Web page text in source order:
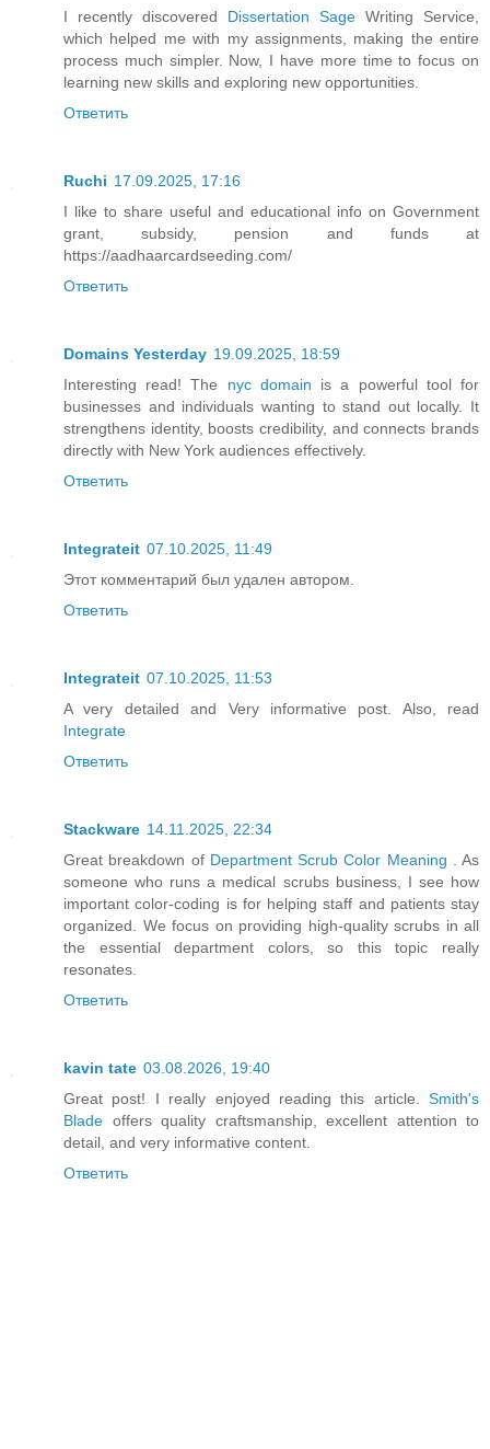
I recently discovered Dissertation Sage Writing Service,
which helped me with my assignments, making the entire
process much simpler. Now, I have more time to focus on
learning new skills and exploring new opportunities.
Ответить
Ruchi 17.09.2025, 17:16
I like to share useful and educational info on Government
grant, subsidy, pension and funds at
https://aadhaarcardseeding.com/
Ответить
Domains Yesterday 19.09.2025, 18:59
Interesting read! The nyc domain is a powerful tool for
businesses and individuals wanting to stand out locally. It
strengthens identity, boosts credibility, and connects brands
directly with New York audiences effectively.
Ответить
Integrateit 07.10.2025, 11:49
Этот комментарий был удален автором.
Ответить
Integrateit 07.10.2025, 11:53
A very detailed and Very informative post. Also, read
Integrate
Ответить
Stackware 14.11.2025, 22:34
Great breakdown of Department Scrub Color Meaning . As
someone who runs a medical scrubs business, I see how
important color-coding is for helping staff and patients stay
organized. We focus on providing high-quality scrubs in all
the essential department colors, so this topic really
resonates.
Ответить
kavin tate 03.08.2026, 19:40
Great post! I really enjoyed reading this article. Smith's
Blade offers quality craftsmanship, excellent attention to
detail, and very informative content.
Ответить